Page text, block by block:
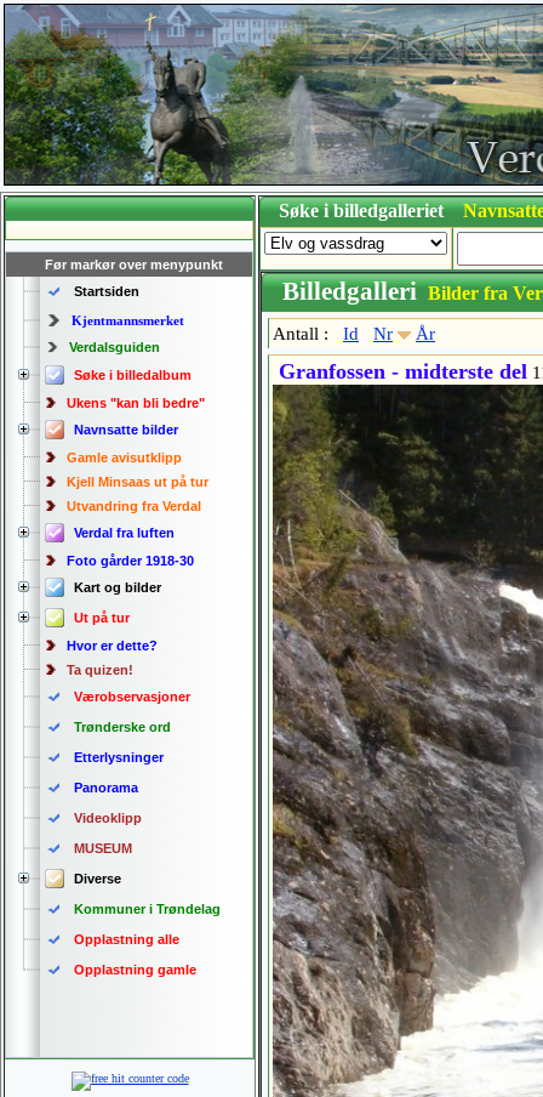
Før markør over menypunkt
Startsiden
Kjentmannsmerket
Verdalsguiden
Søke i billedalbum
Ukens "kan bli bedre"
Navnsatte bilder
Gamle avisutklipp
Kjell Minsaas ut på tur
Utvandring fra Verdal
Verdal fra luften
Foto gårder 1918-30
Kart og bilder
Ut på tur
Hvor er dette?
Ta quizen!
Værobservasjoner
Trønderske ord
Etterlysninger
Panorama
Videoklipp
MUSEUM
Diverse
Kommuner i Trøndelag
Opplastning alle
Opplastning gamle
Søke i billedgalleriet
Billedgalleri Bilder fra
Antall : Id Nr År
Granfossen - midterste del